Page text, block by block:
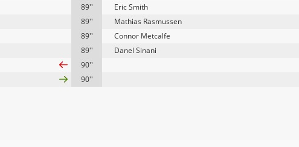
89''
Eric Smith
89''
Mathias Rasmussen
89''
Connor Metcalfe
89''
Danel Sinani
90''
90''